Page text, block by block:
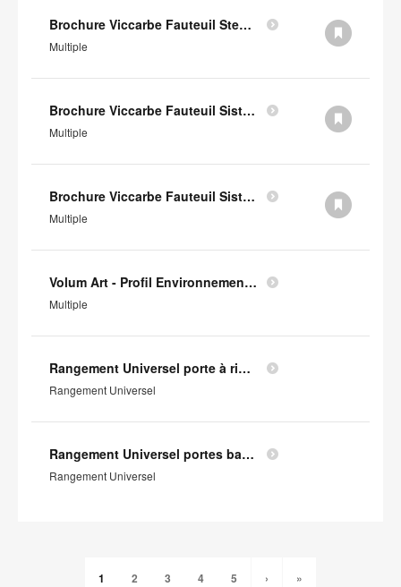
Brochure Viccarbe Fauteuil Step (en anglais)
Multiple
Brochure Viccarbe Fauteuil Sistema Legs (en anglais)
Multiple
Brochure Viccarbe Fauteuil Sistema Floor (en anglais)
Multiple
Volum Art - Profil Environnemental Produit
Multiple
Rangement Universel porte à rideaux - Profil Environnemental Produit
Rangement Universel
Rangement Universel portes battantes - Profil Environnemental Produit
Rangement Universel
1 2 3 4 5 › »